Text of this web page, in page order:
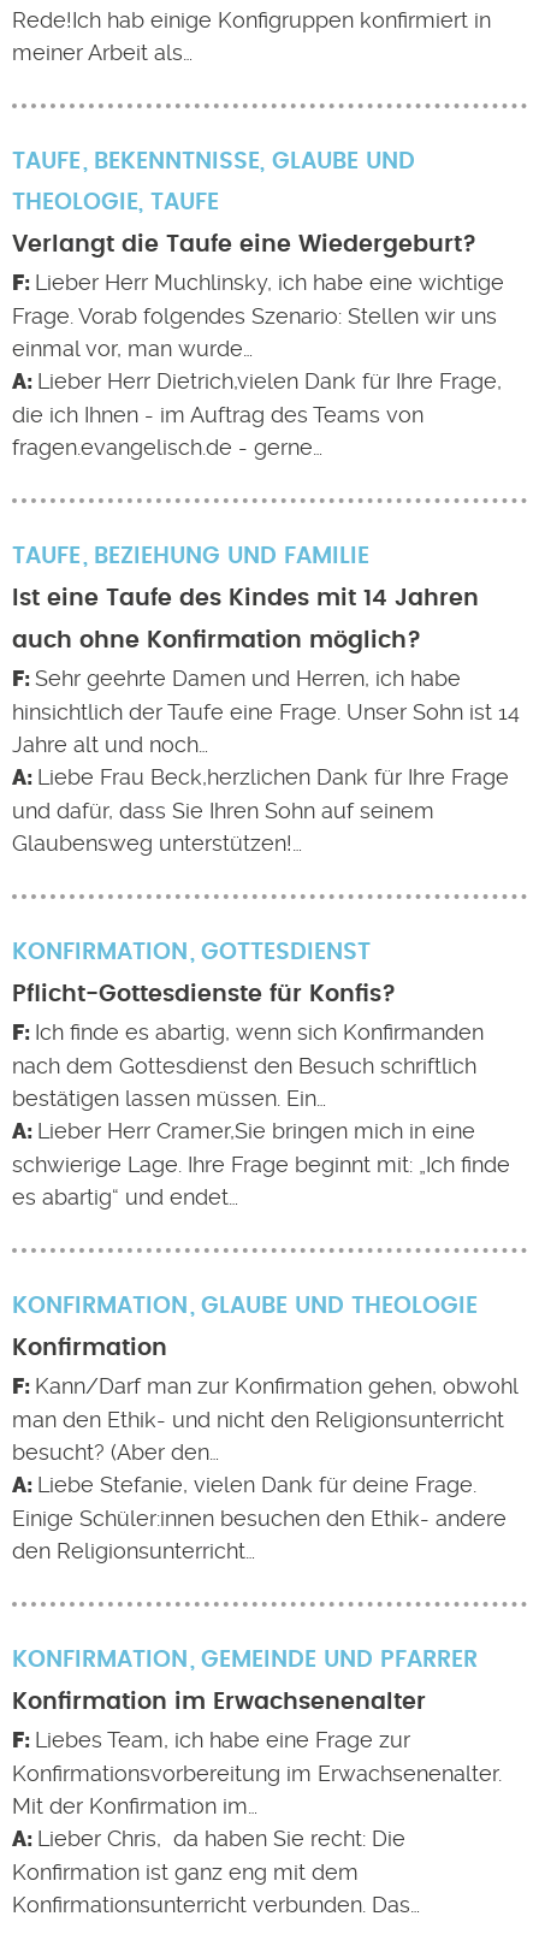
Rede!Ich hab einige Konfigruppen konfirmiert in
meiner Arbeit als…
TAUFE BEKENNTNISSE, GLAUBE UND
THEOLOGIE, TAUFE
Verlangt die Taufe eine Wiedergeburt?
Lieber Herr Muchlinsky, ich habe eine wichtige
Frage. Vorab folgendes Szenario: Stellen wir uns
einmal vor, man wurde…
Lieber Herr Dietrich,vielen Dank für Ihre Frage,
die ich Ihnen - im Auftrag des Teams von
fragen.evangelisch.de - gerne…
TAUFE
BEZIEHUNG UND FAMILIE
Ist eine Taufe des Kindes mit 14 Jahren
auch ohne Konfirmation möglich?
Sehr geehrte Damen und Herren, ich habe
hinsichtlich der Taufe eine Frage. Unser Sohn ist 14
Jahre alt und noch…
Liebe Frau Beck,herzlichen Dank für Ihre Frage
und dafür, dass Sie Ihren Sohn auf seinem
Glaubensweg unterstützen!…
KONFIRMATION
GOTTESDIENST
Pflicht-Gottesdienste für Konfis?
Ich finde es abartig, wenn sich Konfirmanden
nach dem Gottesdienst den Besuch schriftlich
bestätigen lassen müssen. Ein…
Lieber Herr Cramer,Sie bringen mich in eine
schwierige Lage. Ihre Frage beginnt mit: „Ich finde
es abartig“ und endet…
KONFIRMATION
GLAUBE UND THEOLOGIE
Konfirmation
Kann/Darf man zur Konfirmation gehen, obwohl
man den Ethik- und nicht den Religionsunterricht
besucht? (Aber den…
Liebe Stefanie, vielen Dank für deine Frage.
Einige Schüler:innen besuchen den Ethik- andere
den Religionsunterricht…
KONFIRMATION
GEMEINDE UND PFARRER
Konfirmation im Erwachsenenalter
Liebes Team, ich habe eine Frage zur
Konfirmationsvorbereitung im Erwachsenenalter.
Mit der Konfirmation im…
Lieber Chris, da haben Sie recht: Die
Konfirmation ist ganz eng mit dem
Konfirmationsunterricht verbunden. Das…